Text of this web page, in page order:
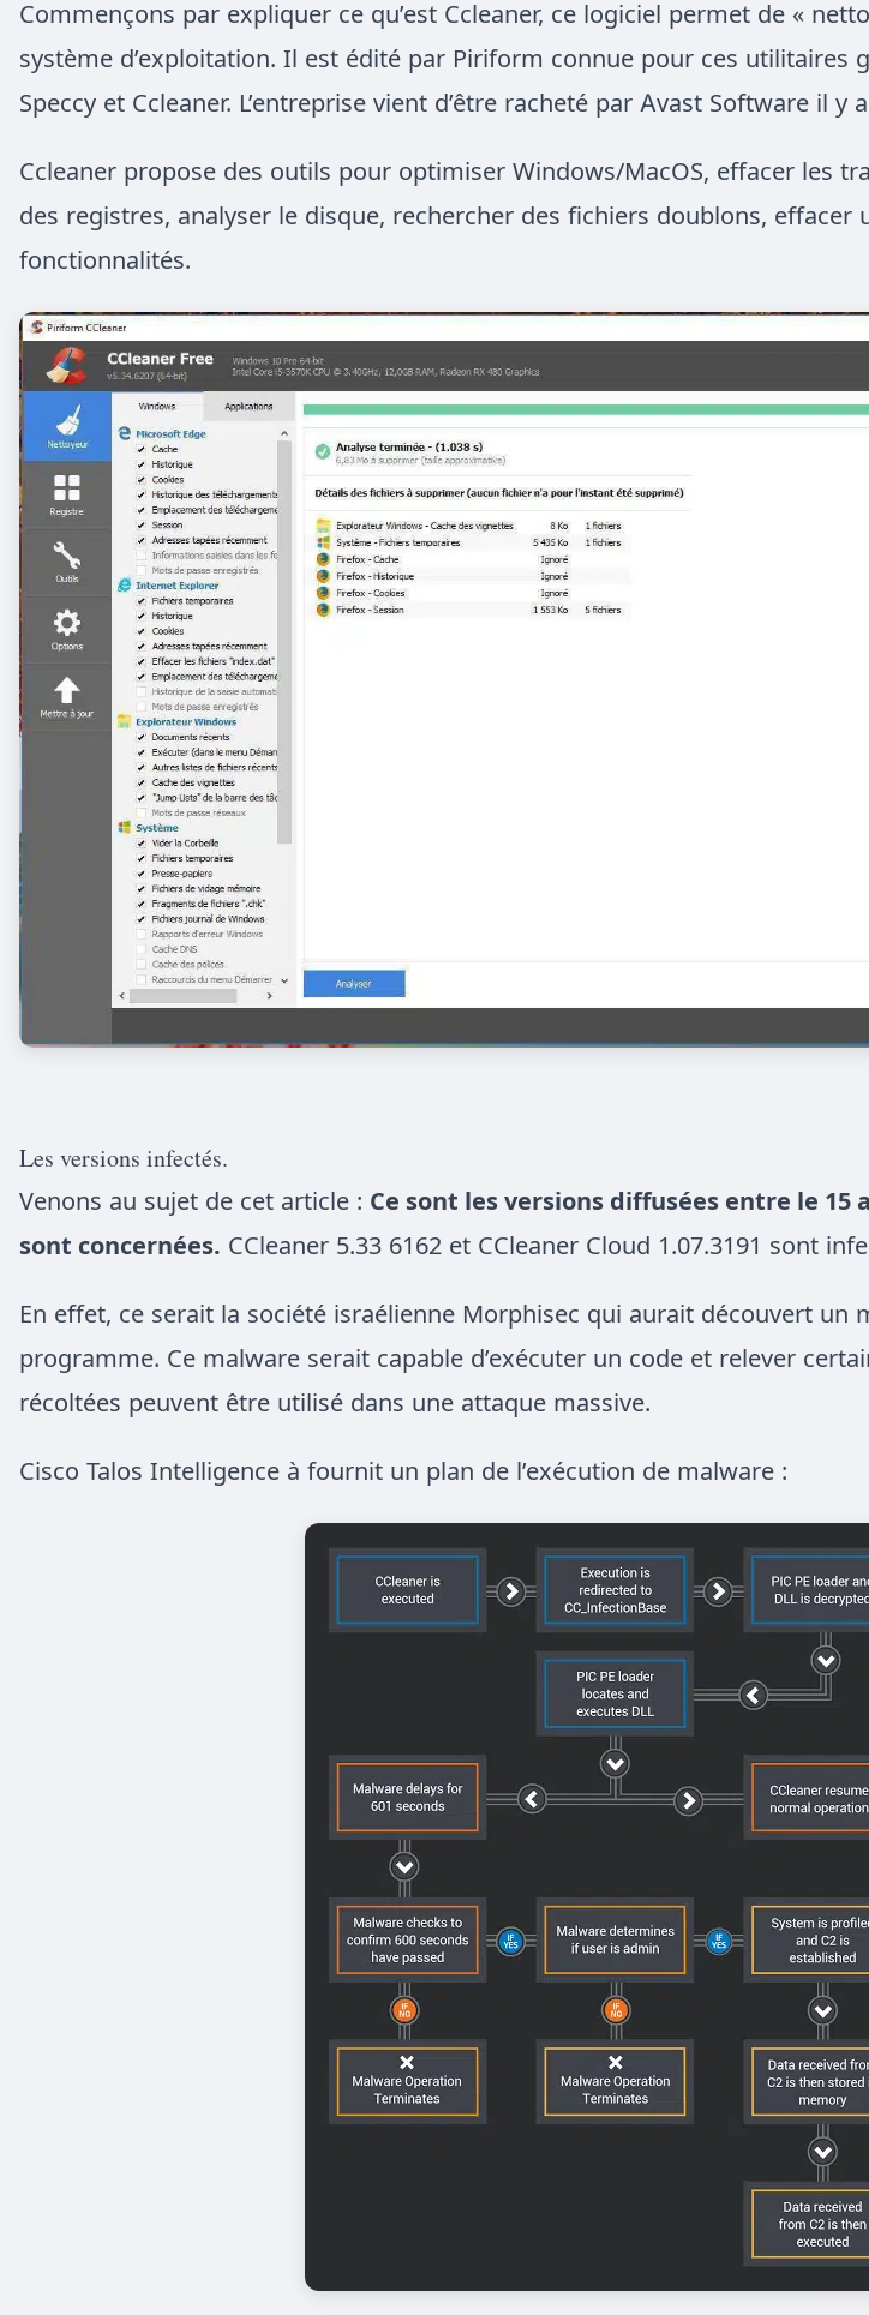
Commençons par expliquer ce qu’est Ccleaner, ce logiciel permet de «
système d’exploitation. Il est édité par Piriform connue pour ces utilitaires
Speccy et Ccleaner. L’entreprise vient d’être racheté par Avast Software il y
Ccleaner propose des outils pour optimiser Windows/MacOS, effacer les
des registres, analyser le disque, rechercher des fichiers doublons, effacer
fonctionnalités.
Les versions infectés.
Venons au sujet de cet article : Ce sont les versions diffusées entre le 15
sont concernées. CCleaner 5.33 6162 et CCleaner Cloud 1.07.3191 sont
En effet, ce serait la société israélienne Morphisec qui aurait découvert un
programme. Ce malware serait capable d’exécuter un code et relever
récoltées peuvent être utilisé dans une attaque massive.
Cisco Talos Intelligence à fournit un plan de l’exécution de malware :